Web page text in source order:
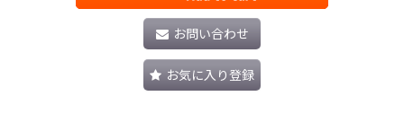
お問い合わせ
お気に入り登録